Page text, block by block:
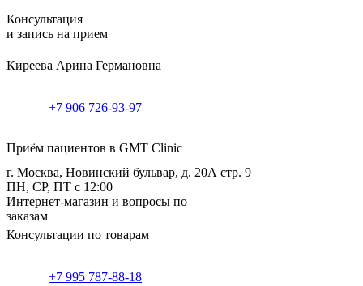
Консультация
и запись на прием
Киреева Арина Германовна
+7 906 726-93-97
Приём пациентов в GMT Clinic
г. Москва, Новинский бульвар, д. 20А стр. 9
ПН, СР, ПТ с 12:00
Интернет-магазин и вопросы по
заказам
Консультации по товарам
+7 995 787-88-18